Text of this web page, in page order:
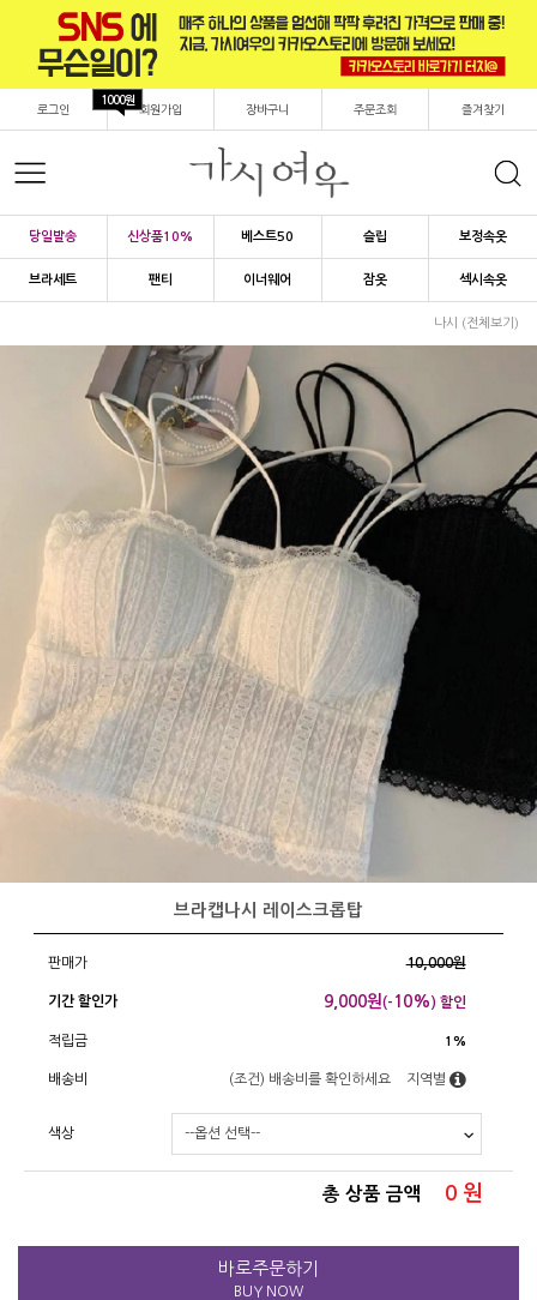
로그인 회원가입
1000원
장바구니 주문조회 즐겨찾기
당일발송 신상품10% 베스트50 슬립 보정속옷
브라세트 팬티 이너웨어 잠옷 섹시속옷
나시 (전체보기)
브라캡나시 레이스크롭탑
판매가 10,000원
기간 할인가 9,000원(- 10%) 할인
적립금 1%
배송비 (조건) 배송비를 확인하세요 지역별
색상
총 상품 금액 0 원
바로주문하기
BUY NOW